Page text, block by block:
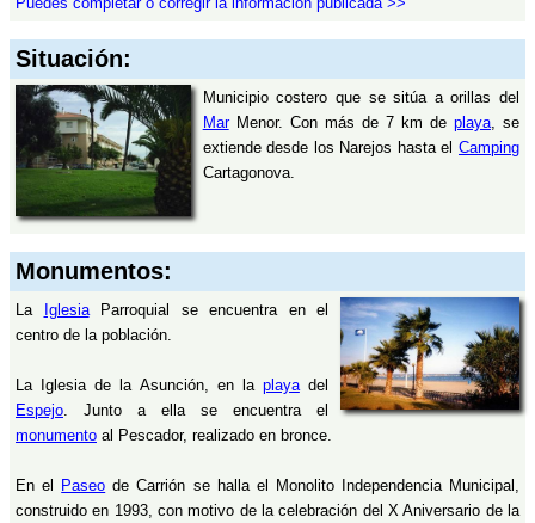
Situación:
Municipio costero que se sitúa a orillas del
MarMenor. Con más de 7 km de playa, se
extiende desde los Narejos hasta el Camping
Cartagonova.
Monumentos:
La IglesiaParroquial se encuentra en el
centro de la población.
La Iglesia de la Asunción, en la playadel
Espejo. Junto a ella se encuentra el
monumento al Pescador, realizado en bronce.
En el Paseo de Carrión se halla el Monolito Independencia Municipal,
construido en 1993, con motivo de la celebración del X Aniversario de la